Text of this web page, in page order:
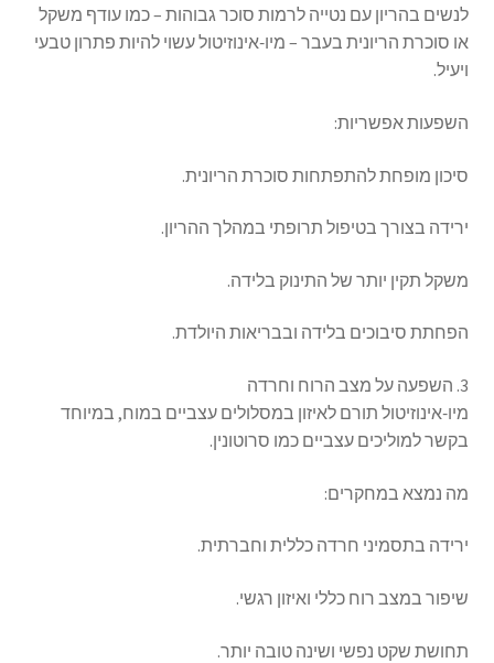
לנשים בהריון עם נטייה לרמות סוכר גבוהות – כמו עודף משקל
או סוכרת הריונית בעבר – מיו‑אינוזיטול עשוי להיות פתרון טבעי
ויעיל.
השפעות אפשריות:
סיכון מופחת להתפתחות סוכרת הריונית.
ירידה בצורך בטיפול תרופתי במהלך ההריון.
משקל תקין יותר של התינוק בלידה.
הפחתת סיבוכים בלידה ובבריאות היולדת.
3. השפעה על מצב הרוח וחרדה
מיו‑אינוזיטול תורם לאיזון במסלולים עצביים במוח, במיוחד
בקשר למוליכים עצביים כמו סרוטונין.
מה נמצא במחקרים:
ירידה בתסמיני חרדה כללית וחברתית.
שיפור במצב רוח כללי ואיזון רגשי.
תחושת שקט נפשי ושינה טובה יותר.